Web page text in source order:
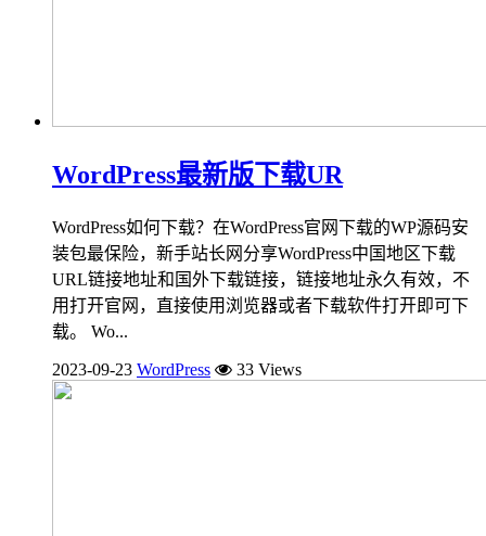
WordPress最新版下载UR
WordPress如何下载？在WordPress官网下载的WP源码安
装包最保险，新手站长网分享WordPress中国地区下载
URL链接地址和国外下载链接，链接地址永久有效，不
用打开官网，直接使用浏览器或者下载软件打开即可下
载。 Wo...
2023-09-23 WordPress 33 Views